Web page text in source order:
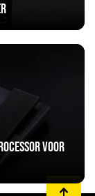
voor